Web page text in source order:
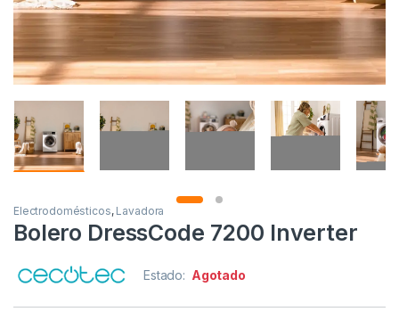
Electrodomésticos, Lavadora
Bolero DressCode 7200 Inverter
Estado: Agotado